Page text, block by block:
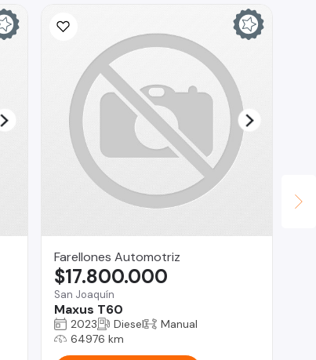
Farellones Automotriz
San Joaquín
Maxus T60
$17.800.000
2023 Diesel
Manual
64976 km